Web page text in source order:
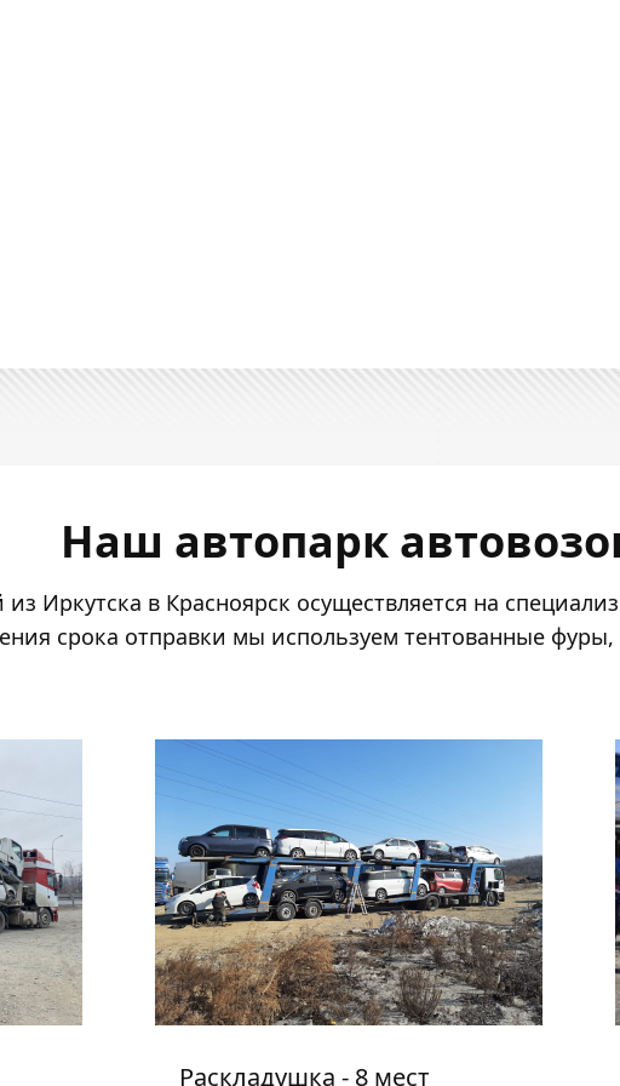
Наш автопарк
Иркутска в Красноярск осуществляется на
срока отправки мы используем тентованные
Раскладушка - 8 мест